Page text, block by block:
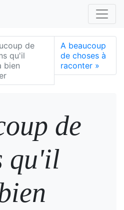
de
qu'il
bien
A beaucoup
de choses à
raconter »
de
qu'il